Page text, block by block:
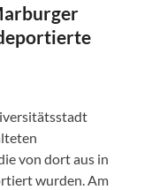
von dort aus in
wurden. Am